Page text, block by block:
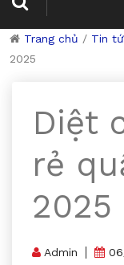
Trang chủ / Tin
2025
Diệt
rẻ
2025
Admin